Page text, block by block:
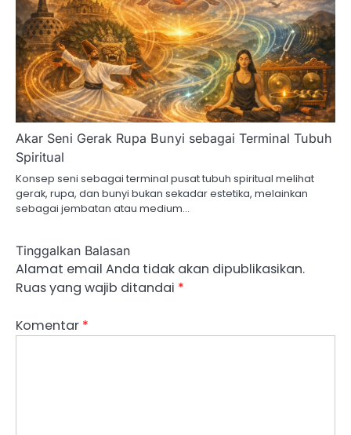
Akar Seni Gerak Rupa Bunyi sebagai Terminal Tubuh
Spiritual
Konsep seni sebagai terminal pusat tubuh spiritual melihat
gerak, rupa, dan bunyi bukan sekadar estetika, melainkan
sebagai jembatan atau medium…
Tinggalkan Balasan
Alamat email Anda tidak akan dipublikasikan.
Ruas yang wajib ditandai *
Komentar *